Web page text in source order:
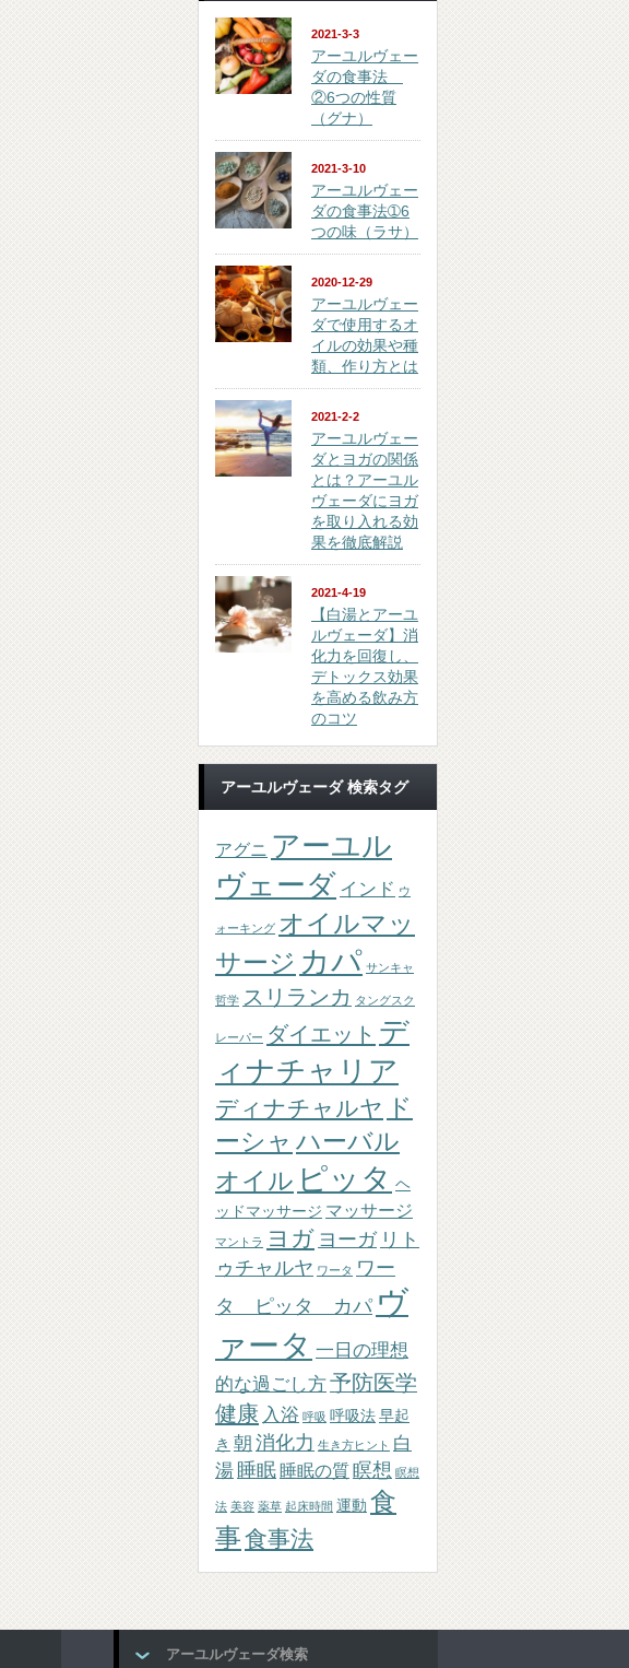
2021-3-3
アーユルヴェー
ダの食事法
②6つの性質
（グナ）
2021-3-10
アーユルヴェー
ダの食事法➀6
つの味（ラサ）
2020-12-29
アーユルヴェー
ダで使用するオ
イルの効果や種
類、作り方とは
2021-2-2
アーユルヴェー
ダとヨガの関係
とは？アーユル
ヴェーダにヨガ
を取り入れる効
果を徹底解説
2021-4-19
【白湯とアーユ
ルヴェーダ】消
化力を回復し、
デトックス効果
を高める飲み方
のコツ
アーユルヴェーダ 検索タグ
アグニ アーユル
ヴェーダ インド ウ
ォーキング オイルマッ
サージ カパ サンキャ
哲学 スリランカ タングスク
レーパー ダイエット デ
ィナチャリア
ディナチャルヤ ド
ーシャ ハーバル
オイル ピッタ ヘ
ッドマッサージ マッサージ
マントラ ヨガ ヨーガ リト
ゥチャルヤ ワータ ワー
タ ピッタ カパ ヴ
ァータ 一日の理想
的な過ごし方予防医学
健康 入浴 呼吸 呼吸法 早起
き 朝 消化力 生き方ヒント 白
湯 睡眠 睡眠の質瞑想 瞑想
法 美容 薬草 起床時間 運動 食
事食事法
アーユルヴェーダ検索